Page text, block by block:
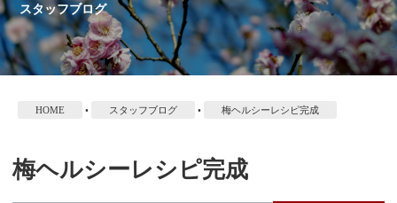
スタッフブログ
HOME • スタッフブログ • 梅ヘルシーレシピ完成
梅ヘルシーレシピ完成